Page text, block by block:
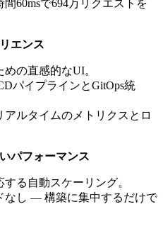
60msで694万リクエストを
エンス
の直感的なUI。
パイプラインとGitOps統
ルタイムのメトリクスとロ
パフォーマンス
る自動スケーリング。
なし — 構築に集中するだけで